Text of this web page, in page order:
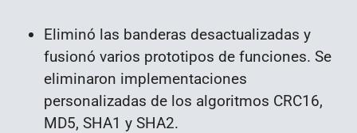
Eliminó las banderas desactualizadas y
fusionó varios prototipos de funciones. Se
eliminaron implementaciones
personalizadas de los algoritmos CRC16,
MD5, SHA1 y SHA2.